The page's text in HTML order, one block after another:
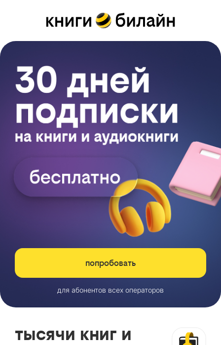
попробовать
для абонентов всех операторов
тысячи книг и